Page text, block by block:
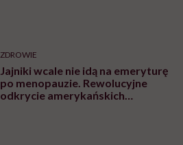
ZDROWIE
Jajniki wcale nie idą na emeryturę
po menopauzie. Rewolucyjne
odkrycie amerykańskich